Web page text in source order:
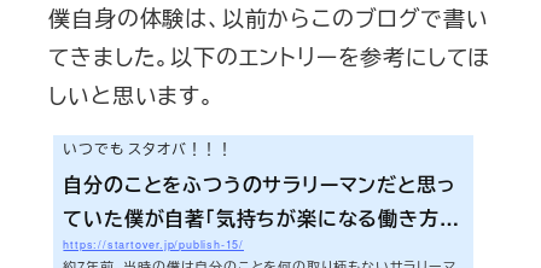
僕自身の体験は、以前からこのブログで書い
てきました。以下のエントリーを参考にしてほ
しいと思います。
いつでも スタオバ！！！
自分のことをふつうのサラリーマンだと思っ
ていた僕が自著「気持ちが楽になる働き方」
を出版するためにやったこと①〜自分の「課
https://startover.jp/publish-15/